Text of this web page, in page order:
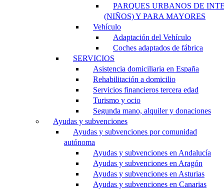
PARQUES URBANOS DE
(NIÑOS) Y PARA MAYORES
Vehículo
Adaptación del Vehículo
Coches adaptados de fábrica
SERVICIOS
Asistencia domiciliaria en España
Rehabilitación a domicilio
Servicios financieros tercera edad
Turismo y ocio
Segunda mano, alquiler y donaciones
Ayudas y subvenciones
Ayudas y subvenciones por comunidad
autónoma
Ayudas y subvenciones en Andalucía
Ayudas y subvenciones en Aragón
Ayudas y subvenciones en Asturias
Ayudas y subvenciones en Canarias